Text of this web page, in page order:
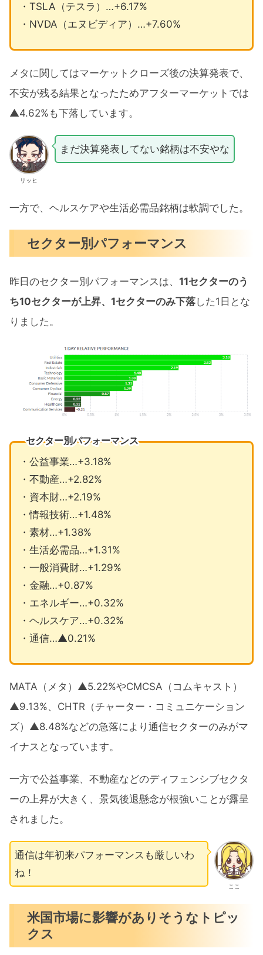
・TSLA（テスラ）…+6.17%
・NVDA（エヌビディア）…+7.60%
メタに関してはマーケットクローズ後の決算発表で、
不安が残る結果となったためアフターマーケットでは
▲4.62%も下落しています。
リッヒ
まだ決算発表してない銘柄は不安やな
一方で、ヘルスケアや生活必需品銘柄は軟調でした。
セクター別パフォーマンス
昨日のセクター別パフォーマンスは、 11セクターのう
ち10セクターが上昇、1セクターのみ下落した1日とな
りました。
セクター別パフォーマンス
・公益事業…+3.18%
・不動産…+2.82%
・資本財…+2.19%
・情報技術…+1.48%
・素材…+1.38%
・生活必需品…+1.31%
・一般消費財…+1.29%
・金融…+0.87%
・エネルギー…+0.32%
・ヘルスケア…+0.32%
・通信…▲0.21%
MATA（メタ）▲5.22%やCMCSA（コムキャスト）
▲9.13%、CHTR（チャーター・コミュニケーション
ズ）▲8.48%などの急落により通信セクターのみがマ
イナスとなっています。
一方で公益事業、不動産などのディフェンシブセクタ
ーの上昇が大きく、景気後退懸念が根強いことが露呈
されました。
ここ
通信は年初来パフォーマンスも厳しいわ
ね！
米国市場に影響がありそうなトピッ
クス